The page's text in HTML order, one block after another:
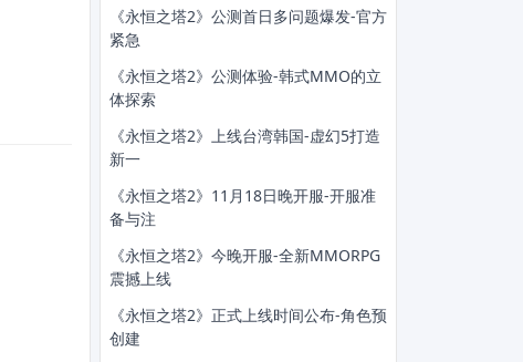
《永恒之塔2》公测首日多问题爆发-官方
紧急
《永恒之塔2》公测体验-韩式MMO的立
体探索
《永恒之塔2》上线台湾韩国-虚幻5打造
新一
《永恒之塔2》11月18日晚开服-开服准
备与注
《永恒之塔2》今晚开服-全新MMORPG
震撼上线
《永恒之塔2》正式上线时间公布-角色预
创建